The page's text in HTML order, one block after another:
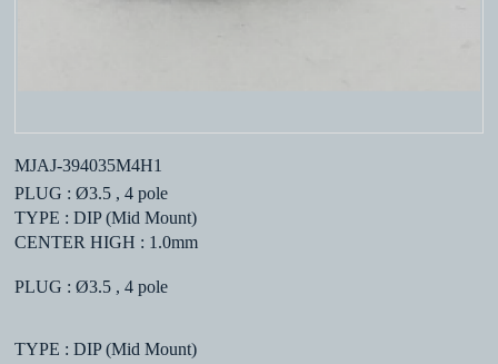
MJAJ-394035M4H1
PLUG : Ø3.5 , 4 pole
TYPE : DIP (Mid Mount)
CENTER HIGH : 1.0mm
PLUG : Ø3.5 , 4 pole
TYPE : DIP (Mid Mount)